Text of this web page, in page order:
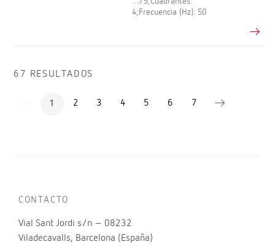
4;Frecuencia (Hz): 50
67 RESULTADOS
1 2 3 4 5 6 7
CONTACTO
Vial Sant Jordi s/n – 08232
Viladecavalls, Barcelona (España)